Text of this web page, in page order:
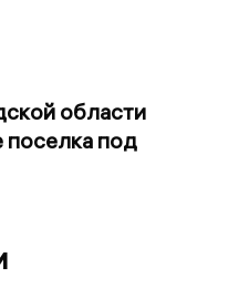
области
под